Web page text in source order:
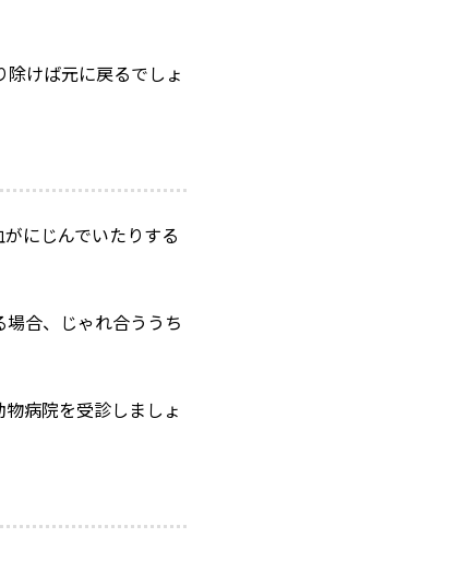
けば元に戻るでしょ
にじんでいたりする
合、じゃれ合ううち
病院を受診しましょ